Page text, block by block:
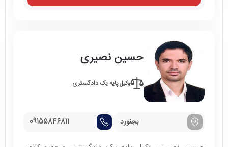
حسین نصیری
وکیل پایه یک دادگستری
بجنورد 09155846811